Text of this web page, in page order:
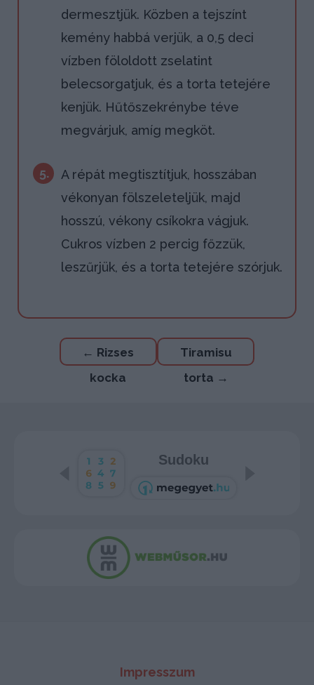
dermesztjük. Közben a tejszínt
kemény habbá verjük, a 0,5 deci
vízben föloldott zselatint
belecsorgatjuk, és a torta tetejére
kenjük. Hűtőszekrénybe téve
megvárjuk, amíg megköt.
5.
A répát megtisztítjuk, hosszában
vékonyan fölszeleteljük, majd
hosszú, vékony csíkokra vágjuk.
Cukros vízben 2 percig főzzük,
leszűrjük, és a torta tetejére szórjuk.
Bejegyzés
navigáció
← Rizses
kocka
Tiramisu
torta →
Sudoku
Impresszum